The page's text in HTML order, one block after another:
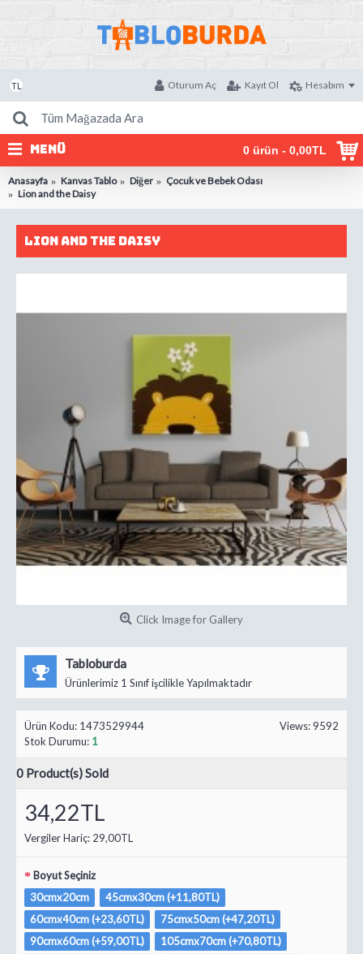
0 ürün - 0,00TL
TL Oturum Aç Kayıt Ol Hesabım
MENÜ
Anasayfa Kanvas Tablo Diğer
Çocuk ve Bebek Odası
Lion and the Daisy
Lion and the Daisy
Click Image for Gallery
Tabloburda
Ürünlerimiz 1 Sınıf işcilikle Yapılmaktadır
Views: 9592
Ürün Kodu: 1473529944
Stok Durumu: 1
0 Product(s) Sold
34,22TL
Vergiler Hariç: 29,00TL
Boyut Seçiniz
30cmx20cm
45cmx30cm (+11,80TL)
60cmx40cm (+23,60TL)
75cmx50cm (+47,20TL)
90cmx60cm (+59,00TL)
105cmx70cm (+70,80TL)